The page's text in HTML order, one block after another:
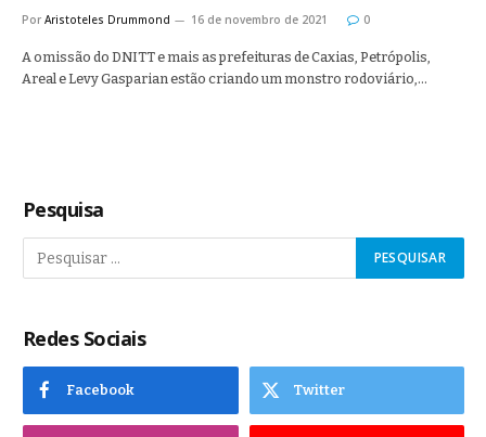
Por Aristoteles Drummond 16 de novembro de 2021 0
A omissão do DNITT e mais as prefeituras de Caxias, Petrópolis,
Areal e Levy Gasparian estão criando um monstro rodoviário,…
Pesquisa
Redes Sociais
Facebook Twitter